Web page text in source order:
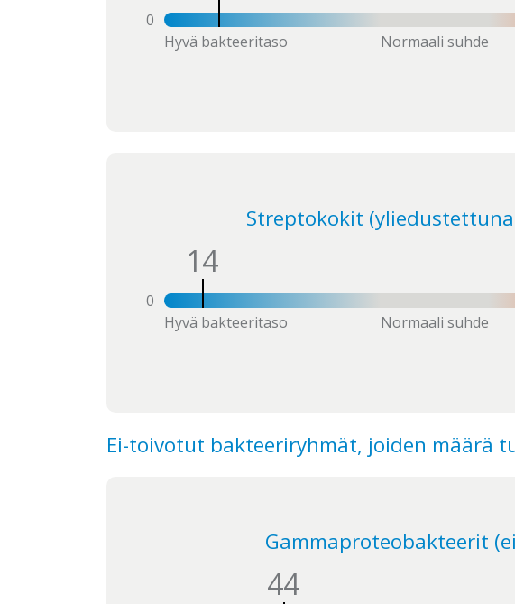
0
Hyvä bakteeritaso Normaali suhde
Streptokokit
0
14
Hyvä bakteeritaso Normaali suhde
Ei-toivotut bakteeriryhmät, joiden määrä
Gammaproteobakteerit
44